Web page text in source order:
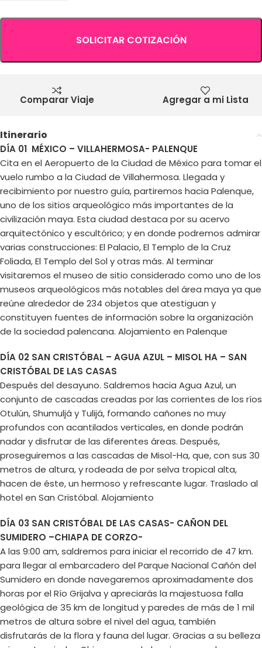
SOLICITAR COTIZACIÓN
Comparar Viaje Agregar a mi Lista
Itinerario
DÍA 01 MÉXICO – VILLAHERMOSA- PALENQUE
Cita en el Aeropuerto de la Ciudad de México para tomar el
vuelo rumbo a la Ciudad de Villahermosa. Llegada y
recibimiento por nuestro guía, partiremos hacia Palenque,
uno de los sitios arqueológico más importantes de la
civilización maya. Esta ciudad destaca por su acervo
arquitectónico y escultórico; y en donde podremos admirar
varias construcciones: El Palacio, El Templo de la Cruz
Foliada, El Templo del Sol y otras más. Al terminar
visitaremos el museo de sitio considerado como uno de los
museos arqueológicos más notables del área maya ya que
reúne alrededor de 234 objetos que atestiguan y
constituyen fuentes de información sobre la organización
de la sociedad palencana. Alojamiento en Palenque
DÍA 02 SAN CRISTÓBAL – AGUA AZUL – MISOL HA – SAN
CRISTÓBAL DE LAS CASAS
Después del desayuno. Saldremos hacia Agua Azul, un
conjunto de cascadas creadas por las corrientes de los ríos
Otulún, Shumuljá y Tulijá, formando cañones no muy
profundos con acantilados verticales, en donde podrán
nadar y disfrutar de las diferentes áreas. Después,
proseguiremos a las cascadas de Misol-Ha, que, con sus 30
metros de altura, y rodeada de por selva tropical alta,
hacen de éste, un hermoso y refrescante lugar. Traslado al
hotel en San Cristóbal. Alojamiento
DÍA 03 SAN CRISTÓBAL DE LAS CASAS- CAÑON DEL
SUMIDERO –CHIAPA DE CORZO-
A las 9:00 am, saldremos para iniciar el recorrido de 47 km.
para llegar al embarcadero del Parque Nacional Cañón del
Sumidero en donde navegaremos aproximadamente dos
horas por el Río Grijalva y apreciarás la majestuosa falla
geológica de 35 km de longitud y paredes de más de 1 mil
metros de altura sobre el nivel del agua, también
disfrutarás de la flora y fauna del lugar. Gracias a su belleza